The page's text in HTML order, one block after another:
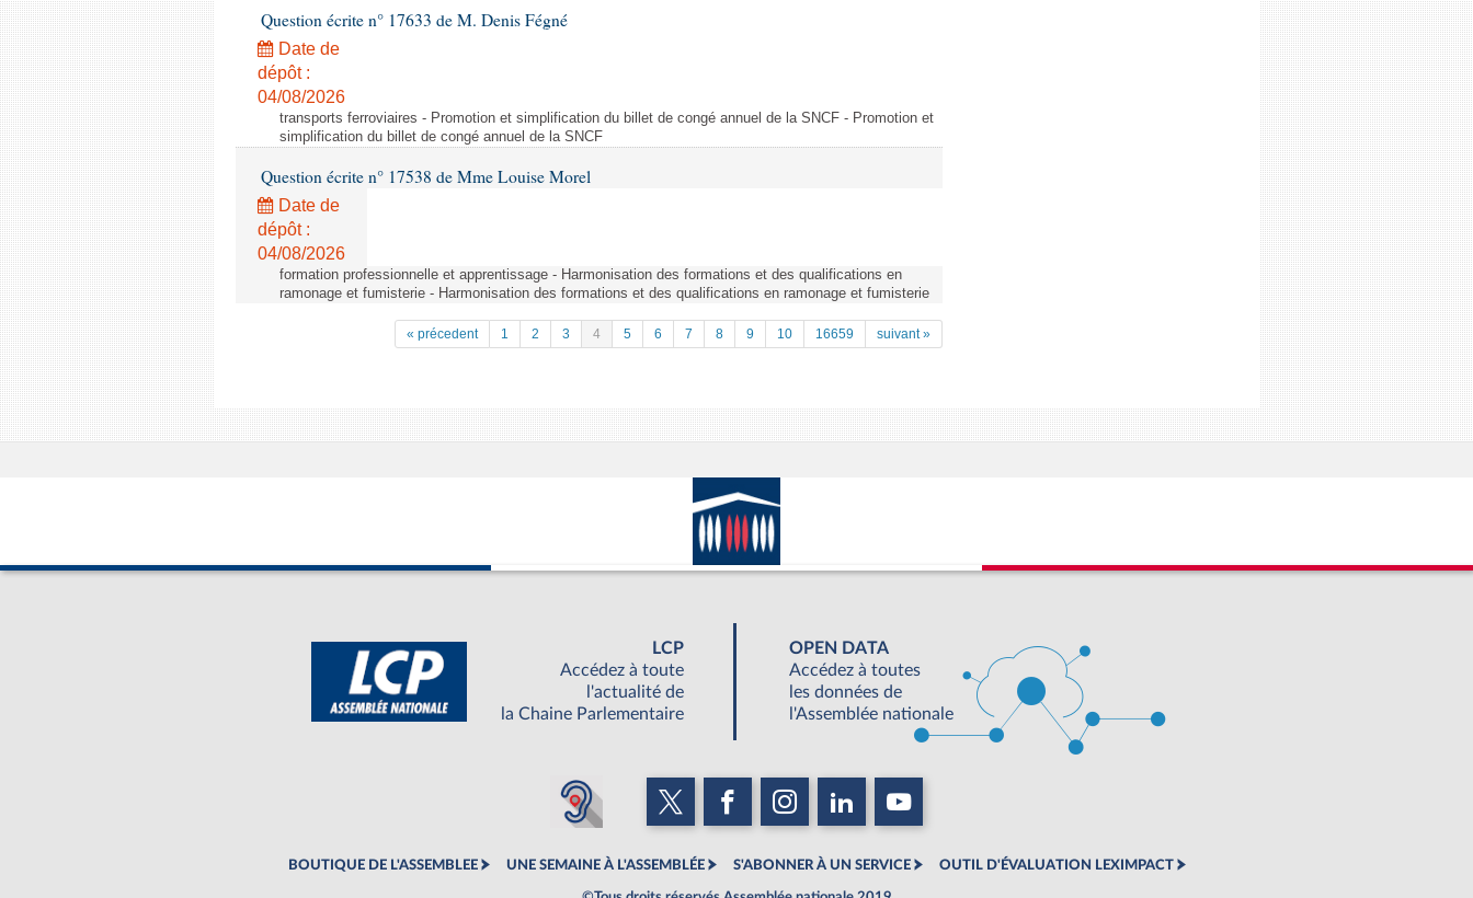
Question écrite n° 17633 de M. Denis Fégné
Date de
dépôt :
04/08/2026
transports ferroviaires - Promotion et simplification du billet de congé annuel de la SNCF - Promotion et
simplification du billet de congé annuel de la SNCF
Question écrite n° 17538 de Mme Louise Morel
Date de
dépôt :
04/08/2026
formation professionnelle et apprentissage - Harmonisation des formations et des qualifications en
ramonage et fumisterie - Harmonisation des formations et des qualifications en ramonage et fumisterie
« précedent 1 2 3 4 5 6 7 8 9 10 16659 suivant »
LCP
Accédez à toute
l'actualité de
la Chaine Parlementaire
OPEN DATA
Accédez à toutes
les données de
l'Assemblée nationale
BOUTIQUE DE L'ASSEMBLEE UNE SEMAINE À L'ASSEMBLÉE S'ABONNER À UN SERVICE OUTIL D'ÉVALUATION LEXIMPACT